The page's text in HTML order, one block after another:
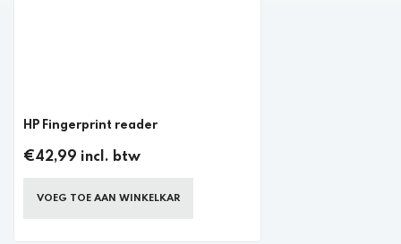
HP Fingerprint reader
€42,99 incl. btw
VOEG TOE AAN WINKELKAR